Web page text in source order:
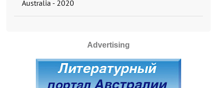
Australia - 2020
Advertising